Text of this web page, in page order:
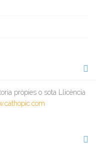
pròpies o sota Llicència